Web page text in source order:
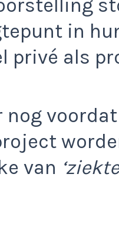
in
privé als
nog
van